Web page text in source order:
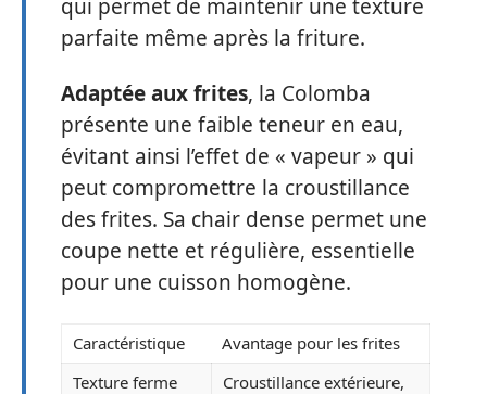
qui permet de maintenir une texture
parfaite même après la friture.
Adaptée aux frites, la Colomba
présente une faible teneur en eau,
évitant ainsi l’effet de « vapeur » qui
peut compromettre la croustillance
des frites. Sa chair dense permet une
coupe nette et régulière, essentielle
pour une cuisson homogène.
Caractéristique
Avantage pour les frites
Texture ferme
Croustillance extérieure,